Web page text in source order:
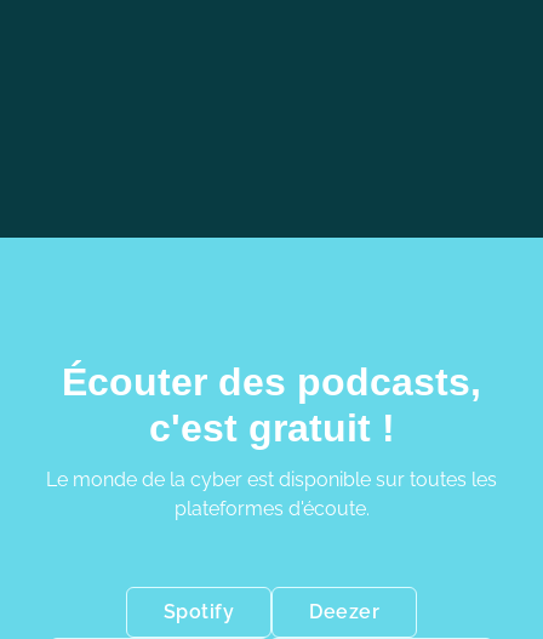
Écouter des podcasts,
c'est gratuit !
Le monde de la cyber est disponible sur toutes les
plateformes d'écoute.
Spotify Deezer